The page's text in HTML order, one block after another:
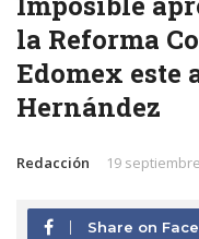
la Reforma
Edomex este
Hernández
Redacción 19
Share on